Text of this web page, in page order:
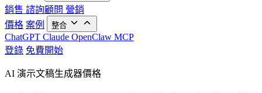
銷售 諮詢顧問 營銷
價格 案例 整合
ChatGPT Claude OpenClaw MCP
登錄 免費開始
AI 演示文稿生成器價格